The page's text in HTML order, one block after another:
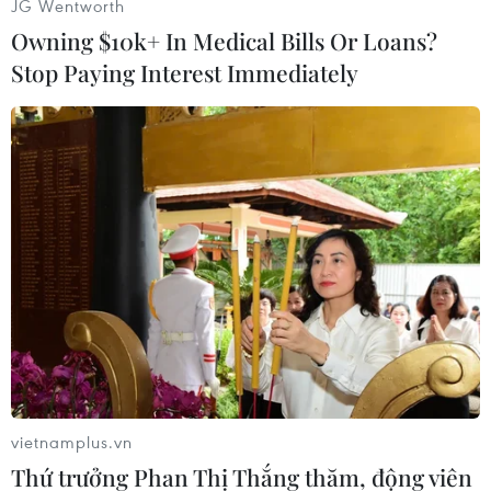
căng thẳng gia tăng giữa quân đội Iran và Mỹ
tại vùng Vịnh.
buộc phía Iran điều các tàu tấn công nhanh ra
quấy rối các tàu chiến khi đi qua eo biển
Hormuz./.
(TTXVN/Vietnam+)
JG Wentworth
Owning $10k+ In Medical Bills Or Loans?
Stop Paying Interest Immediately
vietnamplus.vn
Thứ trưởng Phan Thị Thắng thăm, động viên